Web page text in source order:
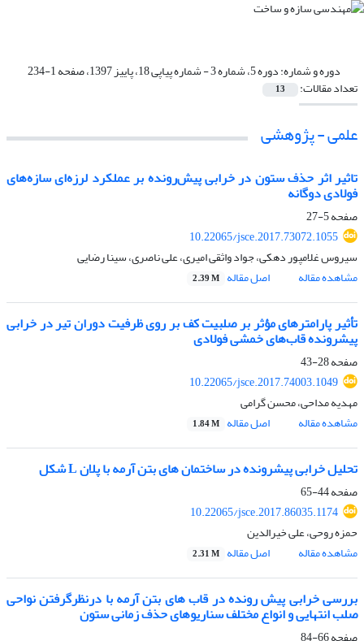
دوره و شماره:دوره 5، شماره 3 - شماره پیاپی 18، پاییز 1397، صفحه 1-234
تعداد مقالات: 13
علمی - پژوهشی
تاثیر اثر حذف ستون در خرابی پیش‌رونده بر عملکرد لرزه‌ای سازه‌های
فولادی دوگانه
صفحه5-27
10.22065/jsce.2017.73072.1055
سیروس غلامپور دهکی، جواد واثقی امیری، علی ناصری، سینا رضایی
مشاهده مقاله
اصل مقاله 2.39 M
تأثیر پارامترهای مؤثر بر صلبیت کف بر روی ظرفیت دوران تیر در خرابی
پیشرونده قاب‌های خمشی فولادی
صفحه28-43
10.22065/jsce.2017.74003.1049
مهدیه مداحی، محسن گرامی
مشاهده مقاله
اصل مقاله 1.84 M
تحلیل خرابی پیشرونده در ساختمان های بتن آرمه با پلان L شکل
صفحه44-65
10.22065/jsce.2017.86035.1174
حمزه روحی، علی خیرالدین
مشاهده مقاله
اصل مقاله 2.31 M
بررسی خرابی پیش رونده در قاب های بتن آرمه با درنظرگرفتن نواحی
صلب انتهایی و انواع مختلف سناریوهای حذف زمانی ستون